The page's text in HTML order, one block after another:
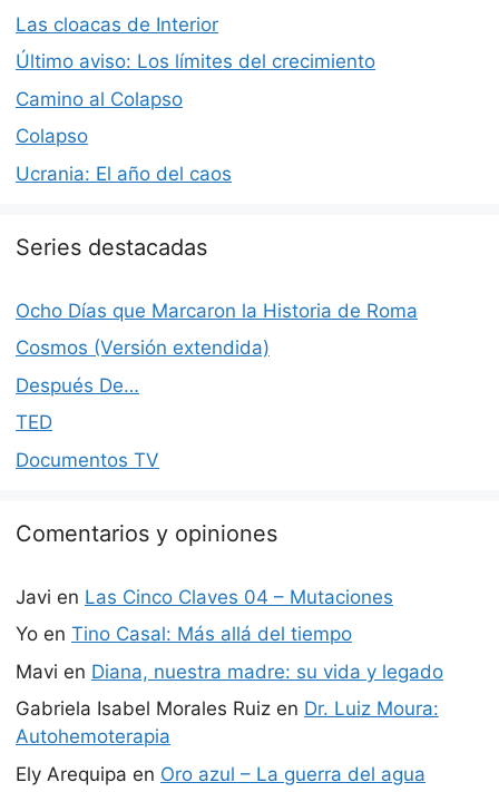
Las cloacas de Interior
Último aviso: Los límites del crecimiento
Camino al Colapso
Colapso
Ucrania: El año del caos
Series destacadas
Ocho Días que Marcaron la Historia de Roma
Cosmos (Versión extendida)
Después De…
TED
Documentos TV
Comentarios y opiniones
Javi en Las Cinco Claves 04 – Mutaciones
Yo en Tino Casal: Más allá del tiempo
Mavi en Diana, nuestra madre: su vida y legado
Gabriela Isabel Morales Ruiz en Dr. Luiz Moura:
Autohemoterapia
Ely Arequipa en Oro azul – La guerra del agua